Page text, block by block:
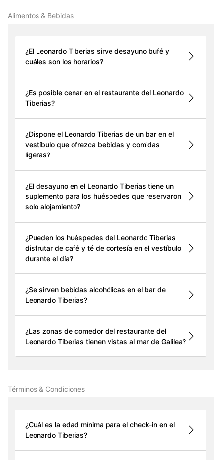
Alimentos & Bebidas
¿El Leonardo Tiberias sirve desayuno bufé y
cuáles son los horarios?
¿Es posible cenar en el restaurante del Leonardo
Tiberias?
¿Dispone el Leonardo Tiberias de un bar en el
vestíbulo que ofrezca bebidas y comidas
ligeras?
¿El desayuno en el Leonardo Tiberias tiene un
suplemento para los huéspedes que reservaron
solo alojamiento?
¿Pueden los huéspedes del Leonardo Tiberias
disfrutar de café y té de cortesía en el vestíbulo
durante el día?
¿Se sirven bebidas alcohólicas en el bar de
Leonardo Tiberias?
¿Las zonas de comedor del restaurante del
Leonardo Tiberias tienen vistas al mar de Galilea?
Términos & Condiciones
¿Cuál es la edad mínima para el check-in en el
Leonardo Tiberias?